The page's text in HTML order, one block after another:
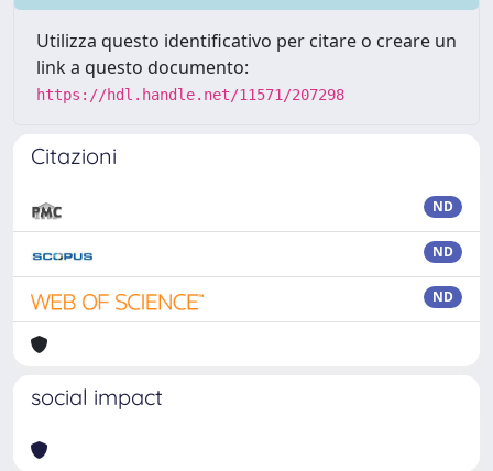
Utilizza questo identificativo per citare o creare un
link a questo documento:
https://hdl.handle.net/11571/207298
Citazioni
ND
ND
ND
social impact